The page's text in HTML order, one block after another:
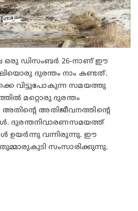
ഒരു ഡിസംബര്‍ 26-നാണ് ഈ
ദുരന്തം നാം കണ്ടത്.
വിട്ടുപോകുന്ന സമയത്തു
മറ്റൊരു ദുരന്തം
അതിന്റെ അതിജീവനത്തിന്റെ
ദുരന്തനിവാരണസമയത്ത്
ഉയര്‍ന്നു വന്നിരുന്നു. ഈ
തുമ്മാരുകുടി സംസാരിക്കുന്നു.